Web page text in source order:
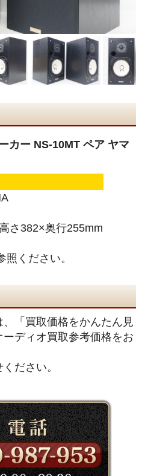
カー NS-10MT ペア ヤマ
さ382×奥行255mm
ください。
「買取価格をかんたん見
ディオ買取参考価格をお
ださい。